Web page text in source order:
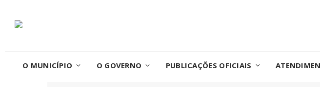
O MUNICÍPIO O GOVERNO PUBLICAÇÕES OFICIAIS